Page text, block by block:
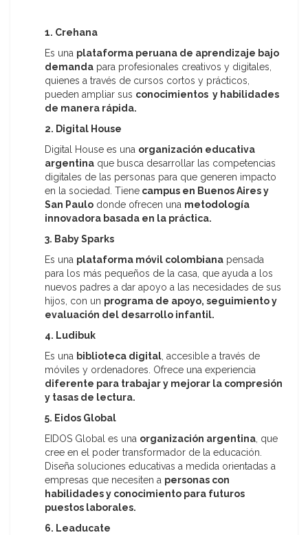
1. Crehana
Es una plataforma peruana de aprendizaje bajo
demanda para profesionales creativos y digitales,
quienes a través de cursos cortos y prácticos,
pueden ampliar sus conocimientos y habilidades
de manera rápida.
2. Digital House
Digital House es una organización educativa
argentina que busca desarrollar las competencias
digitales de las personas para que generen impacto
en la sociedad. Tiene campus en Buenos Aires y
San Paulo donde ofrecen una metodología
innovadora basada en la práctica.
3. Baby Sparks
Es una plataforma móvil colombiana pensada
para los más pequeños de la casa, que ayuda a los
nuevos padres a dar apoyo a las necesidades de sus
hijos, con un programa de apoyo, seguimiento y
evaluación del desarrollo infantil.
4. Ludibuk
Es una biblioteca digital, accesible a través de
móviles y ordenadores. Ofrece una experiencia
diferente para trabajar y mejorar la compresión
y tasas de lectura.
5. Eidos Global
EIDOS Global es una organización argentina, que
cree en el poder transformador de la educación.
Diseña soluciones educativas a medida orientadas a
empresas que necesiten a personas con
habilidades y conocimiento para futuros
puestos laborales.
6. Leaducate